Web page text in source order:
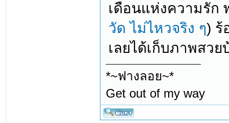
เดือนแห่งความรัก
วัด ไม่ไหวจริง ๆ) ร้
เลยได้เก็บภาพสว
*~ฟางลอย~*
Get out of my way